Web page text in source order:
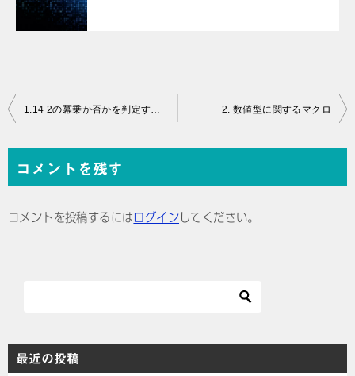
投
ビ
1.14 2の冪乗か否かを判定する。 2. 数値型に関するマクロ
コメントを残す
コメントを投稿するにはログインしてください。
最近の投稿